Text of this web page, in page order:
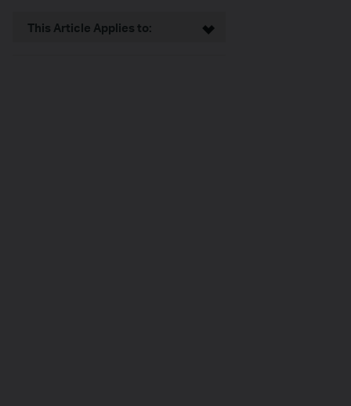
This Article Applies to: